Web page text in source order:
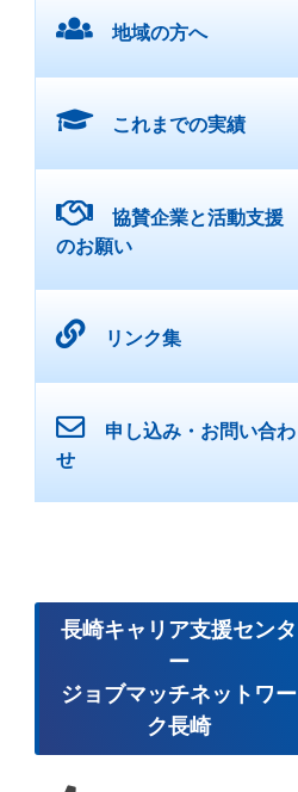
地域の方へ
これまでの実績
協賛企業と活動支援
のお願い
リンク集
申し込み・お問い合わ
せ
長崎キャリア支援センタ
ー
ジョブマッチネットワー
ク長崎